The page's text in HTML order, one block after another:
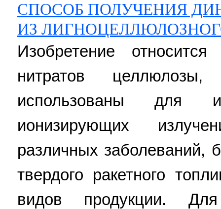
СПОСОБ ПОЛУЧЕНИЯ
ИЗ
Изобретение
нитратов
использованы для
ионизирующих
различных заболеваний,
твердого ракетного
видов продукции.